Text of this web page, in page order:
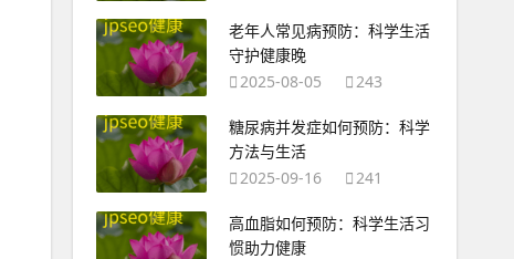
老年人常见病预防：科学生活
守护健康晚
2025-08-05
243
糖尿病并发症如何预防：科学
方法与生活
2025-09-16
241
高血脂如何预防：科学生活习
惯助力健康